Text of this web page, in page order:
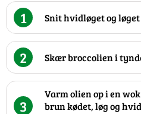
1
Snit hvidløget og
2 Skær broccolien i
3
Varm olien op i en
brun kødet, løg og